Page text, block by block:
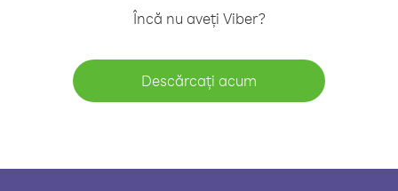
Încă nu aveți Viber?
Descărcați acum